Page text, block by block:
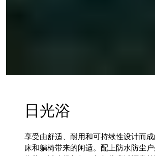
日光浴
享受由舒适、耐用和可持续性设计而
床和躺椅带来的闲适。配上防水防尘